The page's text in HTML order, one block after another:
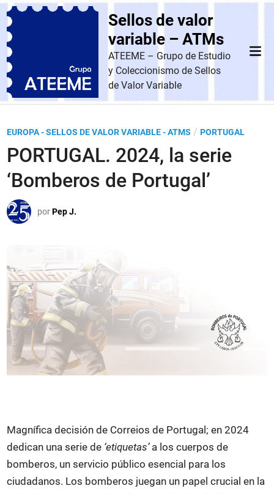
Saltar
contenido
Sellos de valor
variable – ATMs
ATEEME – Grupo de Estudio
y Coleccionismo de Sellos
de Valor Variable
P
u
b
c
o
e
n
EUROPA - SELLOS DE VALOR VARIABLE - ATMS /PORTUGAL
PORTUGAL. 2024, la serie
‘Bomberos de Portugal’
porPep J.
Magnífica decisión de Correios de Portugal; en 2024
dedican una serie de ‘etiquetas’a los cuerpos de
bomberos, un servicio público esencial para los
ciudadanos. Los bomberos juegan un papel crucial en la